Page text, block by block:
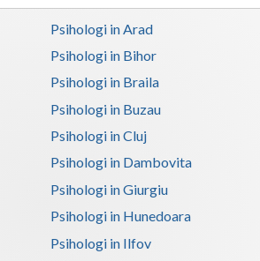
Psihologi in Arad
Psihologi in Bihor
Psihologi in Braila
Psihologi in Buzau
Psihologi in Cluj
Psihologi in Dambovita
Psihologi in Giurgiu
Psihologi in Hunedoara
Psihologi in Ilfov